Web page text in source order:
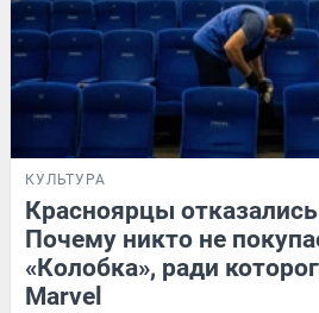
КУЛЬТУРА
Красноярцы
Почему никто не
«Колобка», ради
Marvel